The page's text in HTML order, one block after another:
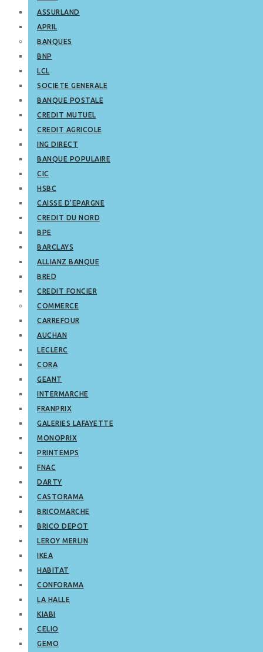
ASSURLAND
APRIL
BANQUES
BNP
LCL
SOCIETE GENERALE
BANQUE POSTALE
CREDIT MUTUEL
CREDIT AGRICOLE
ING DIRECT
BANQUE POPULAIRE
CIC
HSBC
CAISSE D’EPARGNE
CREDIT DU NORD
BPE
BARCLAYS
ALLIANZ BANQUE
BRED
CREDIT FONCIER
COMMERCE
CARREFOUR
AUCHAN
LECLERC
CORA
GEANT
INTERMARCHE
FRANPRIX
GALERIES LAFAYETTE
MONOPRIX
PRINTEMPS
FNAC
DARTY
CASTORAMA
BRICOMARCHE
BRICO DEPOT
LEROY MERLIN
IKEA
HABITAT
CONFORAMA
LA HALLE
KIABI
CELIO
GEMO